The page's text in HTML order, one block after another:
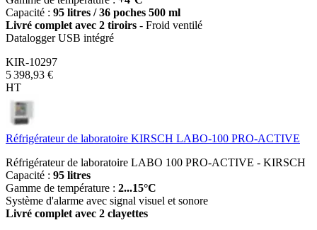
Capacité : 95 litres / 36 poches 500 ml
Livré complet avec 2 tiroirs - Froid ventilé
Datalogger USB intégré
KIR-10297
5 398,93 €
HT
Réfrigérateur de laboratoire KIRSCH LABO-100 PRO-ACTIVE
Réfrigérateur de laboratoire LABO 100 PRO-ACTIVE - KIRSCH
Capacité : 95 litres
Gamme de température : 2...15°C
Système d'alarme avec signal visuel et sonore
Livré complet avec 2 clayettes